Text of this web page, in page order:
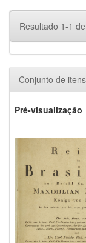
Resultado 1-1
Conjunto de
Pré-visualização